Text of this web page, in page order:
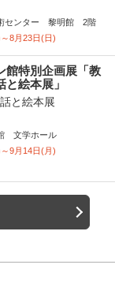
センター 黎明館 2階
8月23日(日)
館特別企画展「教
絵本展」
と絵本展
文学ホール
9月14日(月)